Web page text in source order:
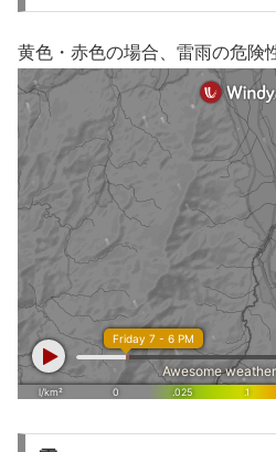
黄色・赤色の場合、雷雨の危険